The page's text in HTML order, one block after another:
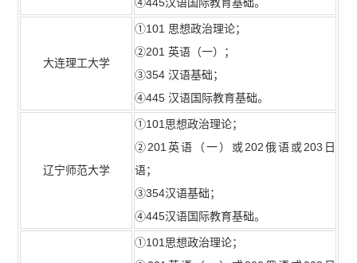
大连理工大学
①101 思想政治理论；
②201 英语（一）；
③354 汉语基础；
④445 汉语国际教育基础。
辽宁师范大学
①101思想政治理论；
②201英语（一）或202俄语或203日
语；
③354汉语基础；
④445汉语国际教育基础。
①101思想政治理论；